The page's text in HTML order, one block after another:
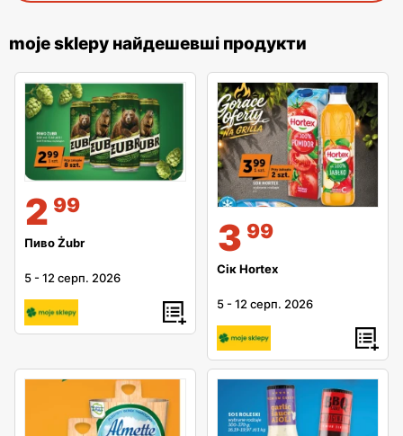
moje sklepy найдешевші продукти
2 99
Пиво Żubr
5 -12 серп. 2026
3 99
Сік Hortex
5 -12 серп. 2026